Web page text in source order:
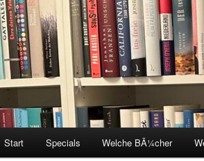
Start Specials Welche BÃ¼cher